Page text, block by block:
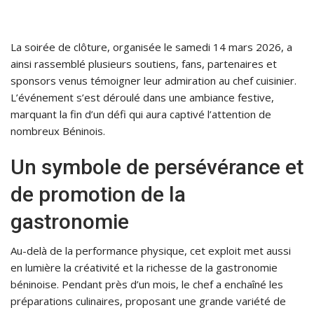
La soirée de clôture, organisée le samedi 14 mars 2026, a
ainsi rassemblé plusieurs soutiens, fans, partenaires et
sponsors venus témoigner leur admiration au chef cuisinier.
L’événement s’est déroulé dans une ambiance festive,
marquant la fin d’un défi qui aura captivé l’attention de
nombreux Béninois.
Un symbole de persévérance et
de promotion de la
gastronomie
Au-delà de la performance physique, cet exploit met aussi
en lumière la créativité et la richesse de la gastronomie
béninoise. Pendant près d’un mois, le chef a enchaîné les
préparations culinaires, proposant une grande variété de